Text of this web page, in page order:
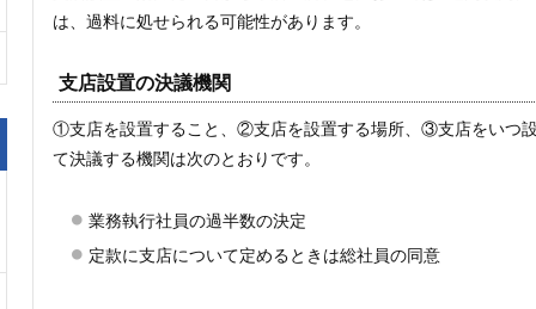
は、過料に処せられる可能性があります。
支店設置の決議機関
①支店を設置すること、②支店を設置する場所、③支店をいつ
て決議する機関は次のとおりです。
業務執行社員の過半数の決定
定款に支店について定めるときは総社員の同意